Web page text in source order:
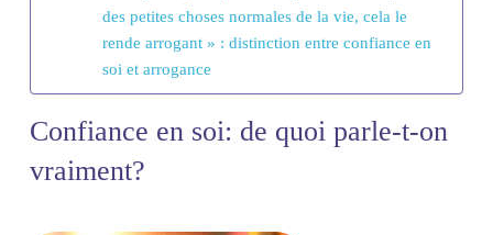
des petites choses normales de la vie, cela le
rende arrogant » : distinction entre confiance en
soi et arrogance
Confiance en soi: de quoi parle-t-on
vraiment?